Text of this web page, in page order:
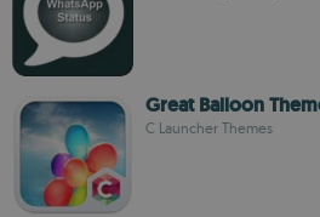
Great Balloon
C Launcher Themes